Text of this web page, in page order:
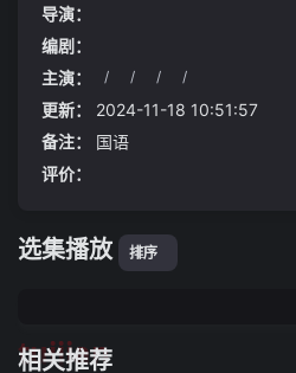
以啊你有鸡蛋吗冰箱里的鸡
们都是这么想的即使李华正在积
资也不愿看到母亲的快乐被金钱
成立了自己的小家家中的开销
母亲去追求她的梦想是理所应当的
人生如逆旅我亦是行人无论前
定地朝目标前行
导演：
编剧：
主演：
/ / / /
更新：
2024-11-18 10:51:57
备注：
国语
评价：
选集播放 排序
相关推荐
tuijian